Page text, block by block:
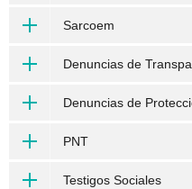
Sarcoem
Denuncias de
Denuncias de
PNT
Testigos Sociales